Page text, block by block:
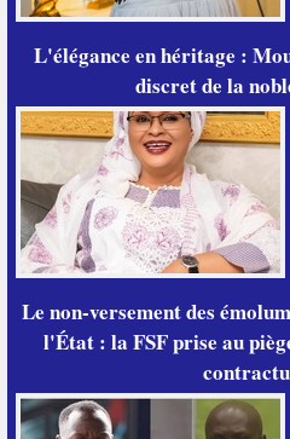
L'élégance en héritage :
discret de la
Le non-versement des
l'État : la FSF prise au